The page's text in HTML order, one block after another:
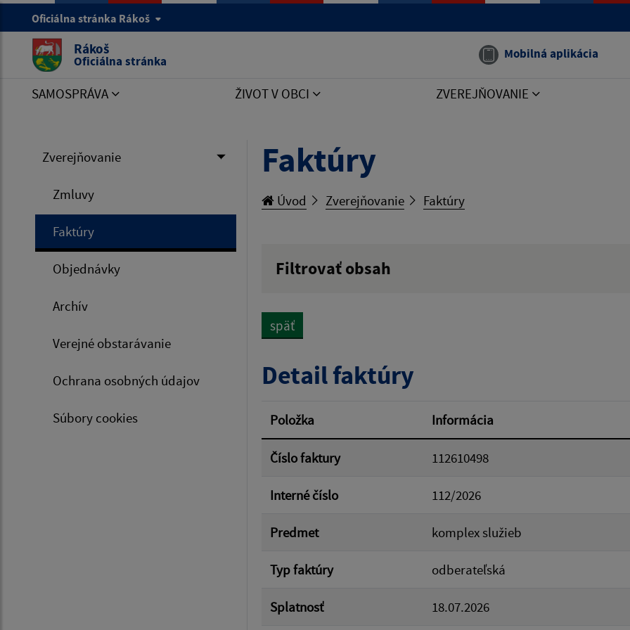
Oficiálna stránka Rákoš
Rákoš
Oficiálna stránka Mobilná aplikácia
SAMOSPRÁVA ŽIVOT V OBCI ZVEREJŇOVANIE
Zverejňovanie
Zmluvy
Faktúry
Objednávky
Archív
Verejné obstarávanie
Ochrana osobných údajov
Súbory cookies
Faktúry
Úvod Zverejňovanie Faktúry
Filtrovať obsah
Suma od:
Filtrovať
späť
Detail faktúry
Položka Informácia
Číslo faktury 112610498
Interné číslo 112/2026
Predmet komplex služieb
Typ faktúry odberateľská
Splatnosť 18.07.2026